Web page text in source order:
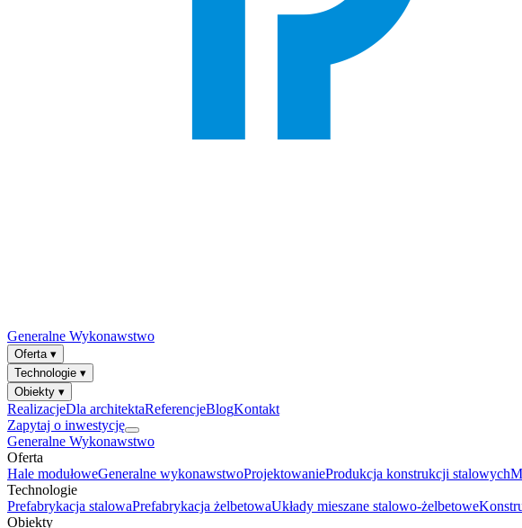
Generalne Wykonawstwo
Oferta ▾
Technologie ▾
Obiekty ▾
RealizacjeDla architektaReferencjeBlogKontakt
Zapytaj o inwestycję
Generalne Wykonawstwo
Oferta
Hale modułoweGeneralne wykonawstwoProjektowanieProdukcja konstrukcji stalowych
Technologie
Prefabrykacja stalowaPrefabrykacja żelbetowaUkłady mieszane stalowo-żelbetowe
Obiekty